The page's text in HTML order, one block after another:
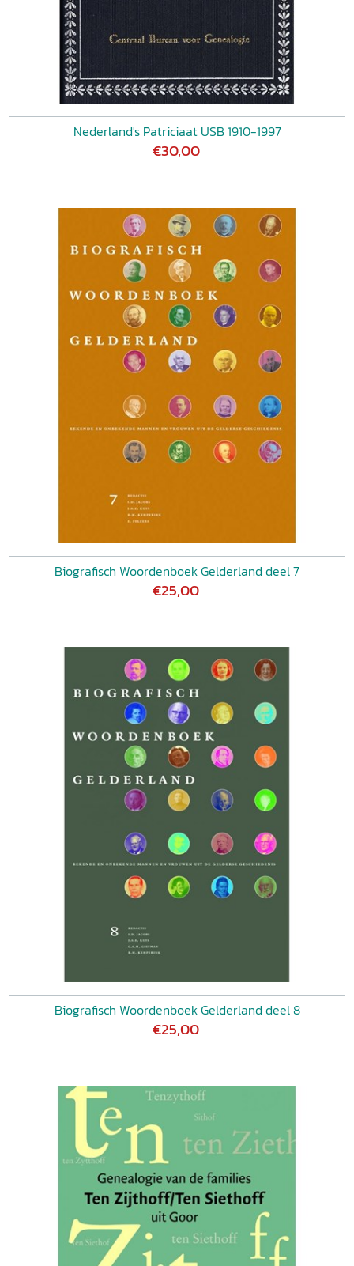
Nederland's Patriciaat USB 1910-1997
€30,00
Biografisch Woordenboek Gelderland deel 7
€25,00
Biografisch Woordenboek Gelderland deel 8
€25,00